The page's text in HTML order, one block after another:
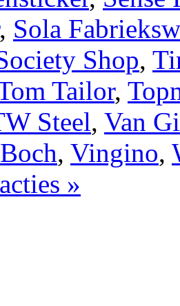
, Sola
Shop,
Tailor,
Steel, Van
, Vingino,
»